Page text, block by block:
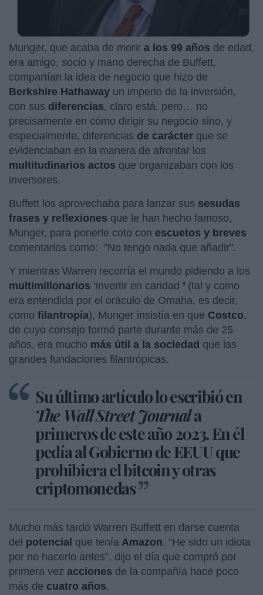
Munger, que acaba de morir a los 99 años de edad,
era amigo, socio y mano derecha de Buffett,
compartían la idea de negocio que hizo de
Berkshire Hathaway un imperio de la inversión,
con sus diferencias, claro está, pero… no
precisamente en cómo dirigir su negocio sino, y
especialmente, diferencias de carácter que se
evidenciaban en la manera de afrontar los
multitudinarios actos que organizaban con los
inversores.
Buffett los aprovechaba para lanzar sus sesudas
frases y reflexiones que le han hecho famoso,
Munger, para ponerle coto con escuetos y breves
comentarios como: "No tengo nada que añadir".
Y mientras Warren recorría el mundo pidiendo a los
multimillonarios ‘invertir en caridad ’ (tal y como
era entendida por el oráculo de Omaha, es decir,
como filantropía), Munger insistía en que Costco,
de cuyo consejo formó parte durante más de 25
años, era mucho más útil a la sociedad que las
grandes fundaciones filantrópicas.
Su último artículo lo escribió en
The Wall Street Journala
primeros de este año 2023. En él
pedía al Gobierno de EEUU que
prohibiera el bitcoin y otras
criptomonedas
Mucho más tardó Warren Buffett en darse cuenta
del potencial que tenía Amazon. “He sido un idiota
por no hacerlo antes”, dijo el día que compró por
primera vez acciones de la compañía hace poco
más de cuatro años.